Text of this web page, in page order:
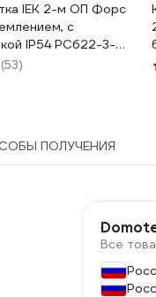
IEK 2-м ОП Форс
с
IP54 РСб22-3-
ERS22-K03-16-
(53)
ПОЛУЧЕНИЯ
Все